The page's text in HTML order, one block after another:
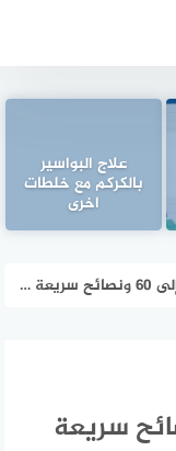
علاج البواسير
بالكركم مع خلطات
اخرى
به
إلى 60 ونصائح سريعة